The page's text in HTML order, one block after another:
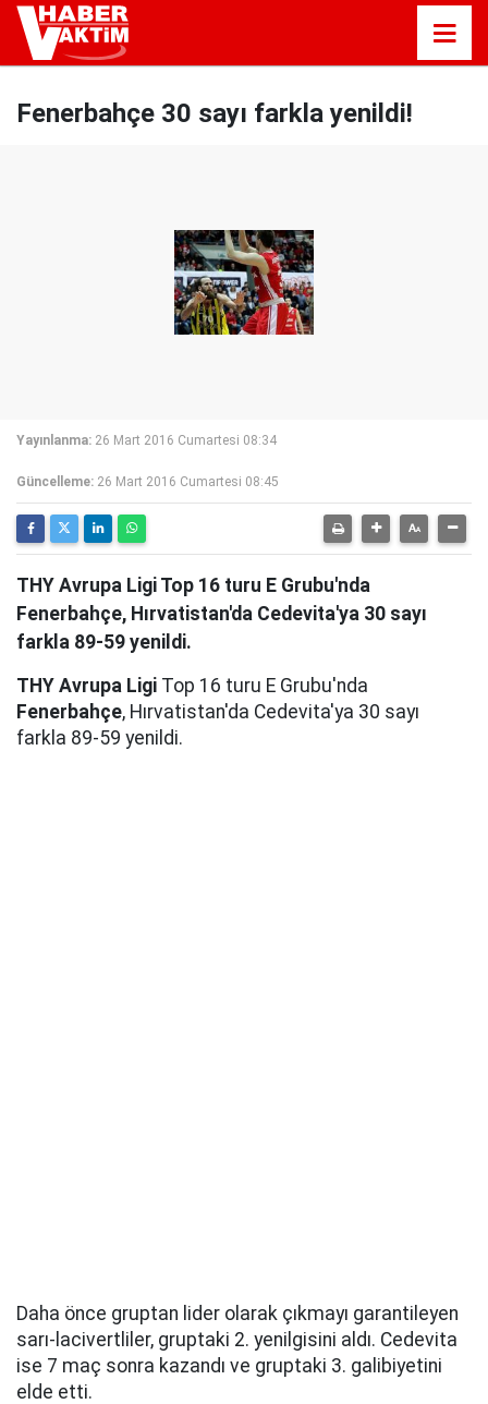
Fenerbahçe 30 sayı farkla yenildi!
Yayınlanma: 26 Mart 2016 Cumartesi 08:34
Güncelleme: 26 Mart 2016 Cumartesi 08:45
THY Avrupa Ligi Top 16 turu E Grubu'nda
Fenerbahçe, Hırvatistan'da Cedevita'ya 30 sayı
farkla 89-59 yenildi.
THY Avrupa Ligi Top 16 turu E Grubu'nda
Fenerbahçe, Hırvatistan'da Cedevita'ya 30 sayı
farkla 89-59 yenildi.
Daha önce gruptan lider olarak çıkmayı garantileyen
sarı-lacivertliler, gruptaki 2. yenilgisini aldı. Cedevita
ise 7 maç sonra kazandı ve gruptaki 3. galibiyetini
elde etti.